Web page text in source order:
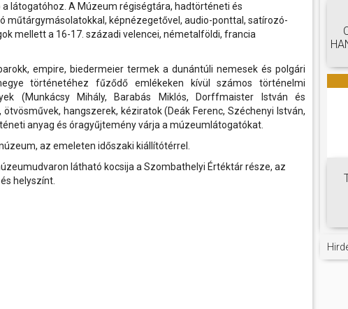
látogatóhoz. A Múzeum régiségtára, hadtörténeti és
képnézegetővel, audio-ponttal, satírozó-
mellett a 16-17. századi velencei, németalföldi, francia
empire, biedermeier termek a dunántúli nemesek és polgári
történetéhez fűződő emlékeken kívül számos történelmi
(Munkácsy Mihály, Barabás Miklós, Dorffmaister István és
hangszerek, kéziratok (Deák Ferenc, Széchenyi István,
anyag és óragyűjtemény várja a múzeumlátogatókat.
az emeleten időszaki kiállítótérrel.
látható kocsija a Szombathelyi Értéktár része, az
helyszínt.